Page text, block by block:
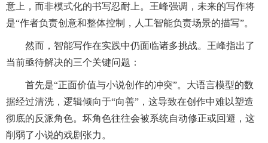
意上，而非模式化的书写忍耐上。王峰强调，未来的写作将
是“作者负责创意和整体控制，人工智能负责场景的描写”。
然而，智能写作在实践中仍面临诸多挑战。王峰指出了
当前亟待解决的三个关键问题：
首先是“正面价值与小说创作的冲突”。大语言模型的数
据经过清洗，逻辑倾向于“向善”，这导致在创作中难以塑造
彻底的反派角色。坏角色往往会被系统自动修正或回避，这
削弱了小说的戏剧张力。